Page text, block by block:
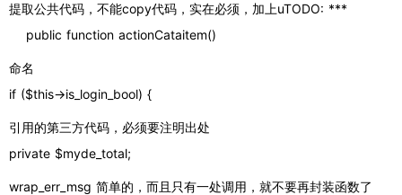
提取公共代码，不能copy代码，实在必须，加上uTODO: ***
    public function actionCataitem()
命名
if ($this->is_login_bool) {
引用的第三方代码，必须要注明出处
private $myde_total;
wrap_err_msg 简单的，而且只有一处调用，就不要再封装函数了